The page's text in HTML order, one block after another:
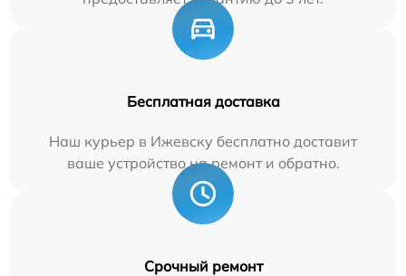
Бесплатная доставка
Наш курьер в Ижевску бесплатно доставит
ваше устройство на ремонт и обратно.
Срочный ремонт